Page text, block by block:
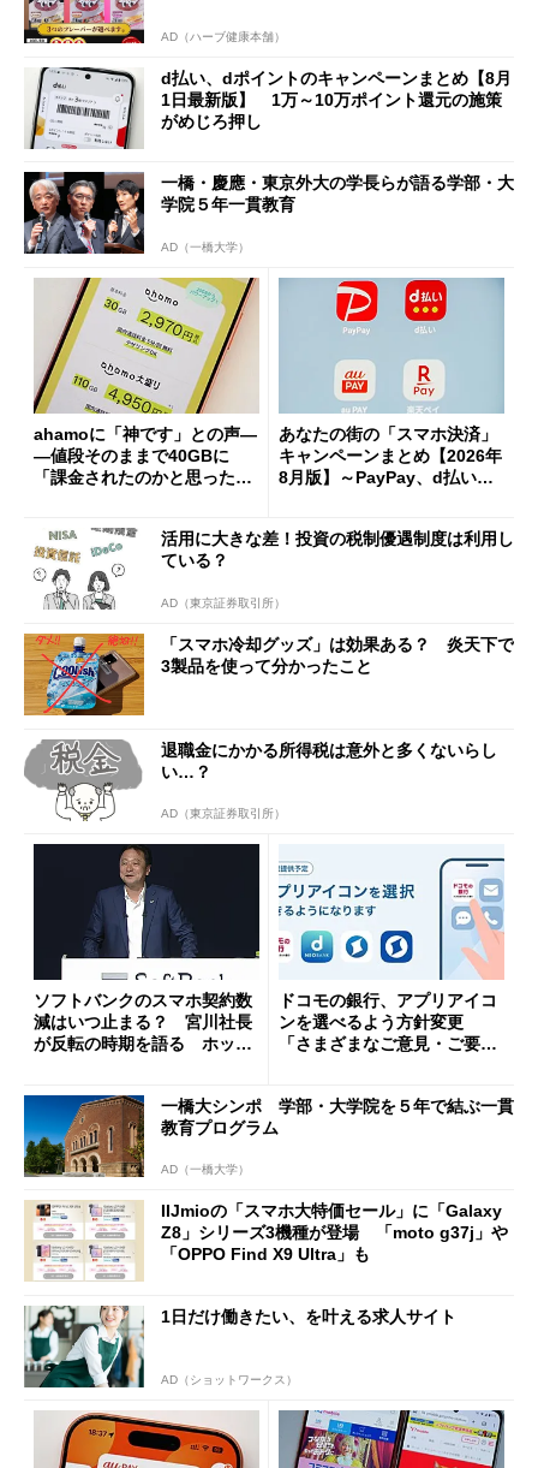
AD（ハーブ健康本舗）
d払い、dポイントのキャンペーンまとめ【8月
1日最新版】 1万～10万ポイント還元の施策
がめじろ押し
一橋・慶應・東京外大の学長らが語る学部・大
学院５年一貫教育
AD（一橋大学）
ahamoに「神です」との声―
―値段そのままで40GBに
「課金されたのかと思った」
あなたの街の「スマホ決済」
キャンペーンまとめ【2026年
8月版】～PayPay、d払い、a
活用に大きな差！投資の税制優遇制度は利用し
ている？
AD（東京証券取引所）
「スマホ冷却グッズ」は効果ある？ 炎天下で
3製品を使って分かったこと
退職金にかかる所得税は意外と多くないらし
い…？
AD（東京証券取引所）
ソフトバンクのスマホ契約数
減はいつ止まる？ 宮川社長
が反転の時期を語る ホッピ
ドコモの銀行、アプリアイコ
ンを選べるよう方針変更
「さまざまなご意見・ご要望
一橋大シンポ 学部・大学院を５年で結ぶ一貫
教育プログラム
AD（一橋大学）
IIJmioの「スマホ大特価セール」に「Galaxy
Z8」シリーズ3機種が登場 「moto g37j」や
「OPPO Find X9 Ultra」も
1日だけ働きたい、を叶える求人サイト
AD（ショットワークス）